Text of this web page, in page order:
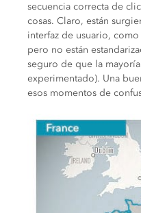
secuencia correcta de
cosas. Claro, están
interfaz de usuario,
pero no están
seguro de que la
experimentado). Una
esos momentos de